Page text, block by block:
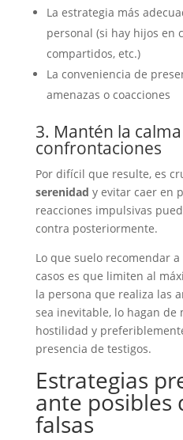
La estrategia más
personal (si hay hijos en
compartidos, etc.)
La conveniencia de
amenazas o coacciones
3. Mantén la
confrontaciones
Por difícil que resulte, es
serenidad y evitar caer en
reacciones impulsivas
contra posteriormente.
Lo que suelo recomendar
casos es que limiten al
la persona que realiza las
sea inevitable, lo hagan de
hostilidad y
presencia de testigos.
Estrategias
ante posibles
falsas